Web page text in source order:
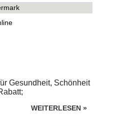
Gesundheit, Schönheit
WEITERLESEN »